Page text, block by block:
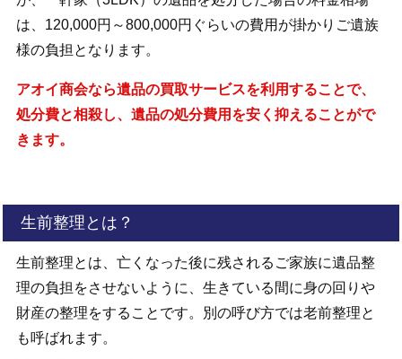
は、120,000円～800,000円ぐらいの費用が掛かりご遺族
様の負担となります。
アオイ商会なら遺品の買取サービスを利用することで、
処分費と相殺し、遺品の処分費用を安く抑えることがで
きます。
生前整理とは？
生前整理とは、亡くなった後に残されるご家族に遺品整
理の負担をさせないように、生きている間に身の回りや
財産の整理をすることです。別の呼び方では老前整理と
も呼ばれます。